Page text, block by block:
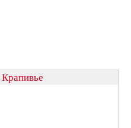
Крапивье